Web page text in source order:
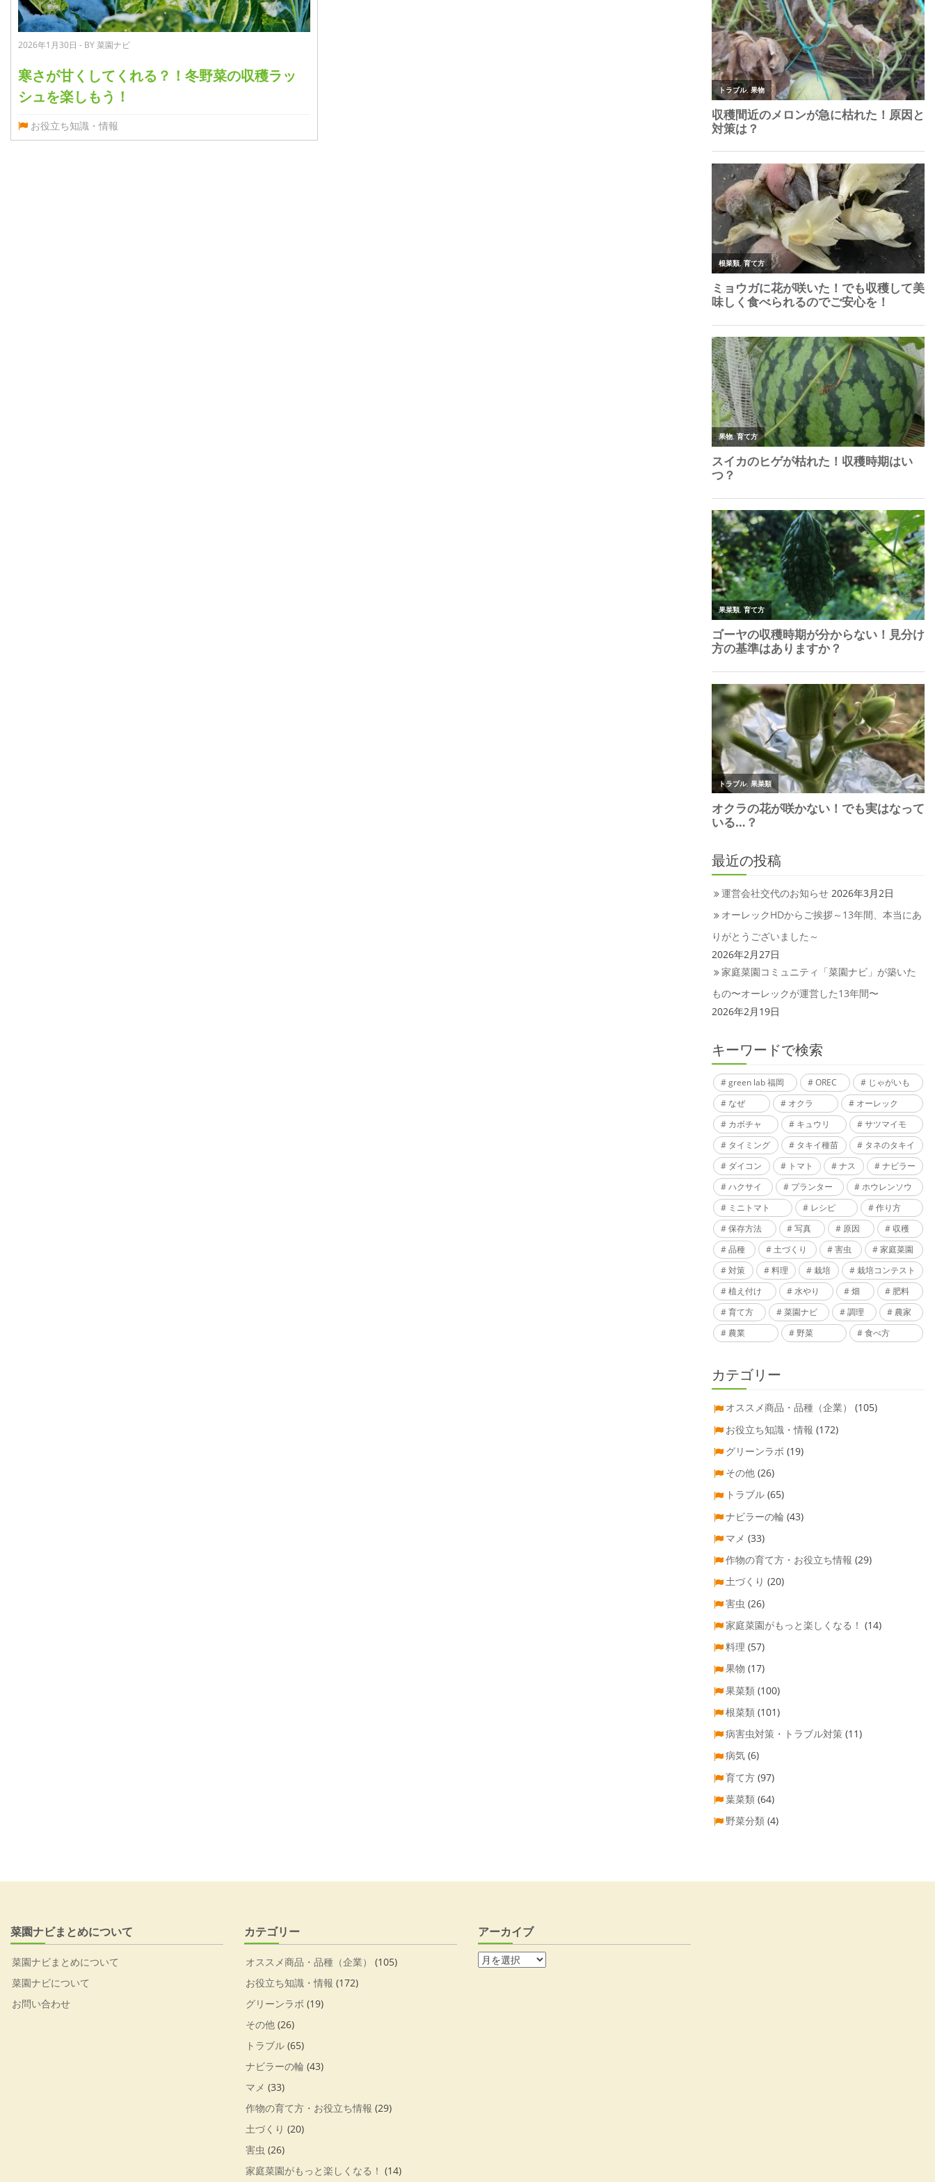
2026年1月30日 - BY 菜園ナビ
寒さが甘くしてくれる？！冬野菜の収穫ラッ
シュを楽しもう！
お役立ち知識・情報
最近の投稿
運営会社交代のお知らせ 2026年3月2日
オーレックHDからご挨拶～13年間、本当にあ
りがとうございました～
2026年2月27日
家庭菜園コミュニティ「菜園ナビ」が築いた
もの〜オーレックが運営した13年間〜
2026年2月19日
キーワードで検索
green lab 福岡 OREC
じゃがいも
なぜ
オクラ
オーレック
カボチャ
キュウリ
サツマイモ
タイミング
タキイ種苗
タネのタキイ
ダイコン
トマト ナス
ナビラー
ハクサイ
プランター
ホウレンソウ
ミニトマト
レシピ
作り方
保存方法
写真 原因
収穫
品種
土づくり 害虫
家庭菜園
対策
料理 栽培
栽培コンテスト
植え付け
水やり 畑
肥料
育て方
菜園ナビ 調理
農家
農業
野菜 食べ方
カテゴリー
オススメ商品・品種（企業）
(105)
お役立ち知識・情報 (172)
グリーンラボ (19)
その他 (26)
トラブル (65)
ナビラーの輪 (43)
マメ (33)
作物の育て方・お役立ち情報 (29)
土づくり (20)
害虫 (26)
家庭菜園がもっと楽しくなる！ (14)
料理 (57)
果物 (17)
果菜類 (100)
根菜類 (101)
病害虫対策・トラブル対策 (11)
病気 (6)
育て方 (97)
葉菜類 (64)
野菜分類 (4)
菜園ナビまとめについて
菜園ナビまとめについて
菜園ナビについて
お問い合わせ
カテゴリー
オススメ商品・品種（企業）
(105)
お役立ち知識・情報 (172)
グリーンラボ (19)
その他 (26)
トラブル (65)
ナビラーの輪 (43)
マメ (33)
作物の育て方・お役立ち情報 (29)
土づくり (20)
害虫 (26)
家庭菜園がもっと楽しくなる！ (14)
アーカイブ